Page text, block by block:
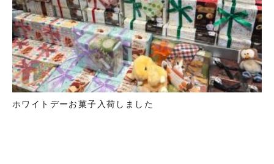
ホワイトデーお菓子入荷しました